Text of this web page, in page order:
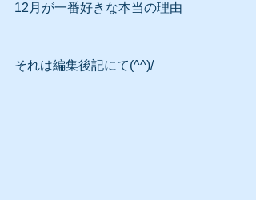
12月が一番好きな本当の理由
それは編集後記にて(^^)/